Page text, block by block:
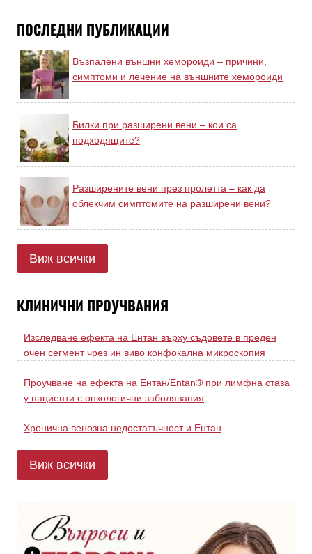
ПОСЛЕДНИ ПУБЛИКАЦИИ
Възпалени външни хемороиди – причини,
симптоми и лечение на външните хемороиди
Билки при разширени вени – кои са
подходящите?
Разширените вени през пролетта – как да
облекчим симптомите на разширени вени?
Виж всички
КЛИНИЧНИ ПРОУЧВАНИЯ
Изследване ефекта на Ентан върху съдовете в преден
очен сегмент чрез ин виво конфокална микроскопия
Проучване на ефекта на Ентан/Entan® при лимфна стаза
у пациенти с онкологични заболявания
Хронична венозна недостатъчност и Ентан
Виж всички